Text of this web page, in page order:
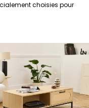
choisies pour